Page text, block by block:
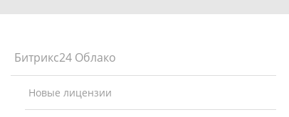
Битрикс24 Облако
Новые лицензии